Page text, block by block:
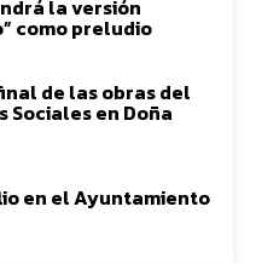
la versión
como preludio
de las obras del
en Doña
en el Ayuntamiento